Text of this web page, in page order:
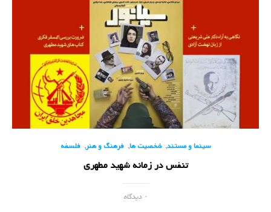
سینما و مستند,شخصیت ها, فرهنگ و هنر, فلسفه
تنفس در زمانه شهید مطهری
۰ دیدگاه